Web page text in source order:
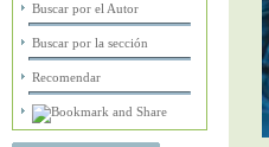
Buscar por el Autor
Buscar por la sección
Recomendar